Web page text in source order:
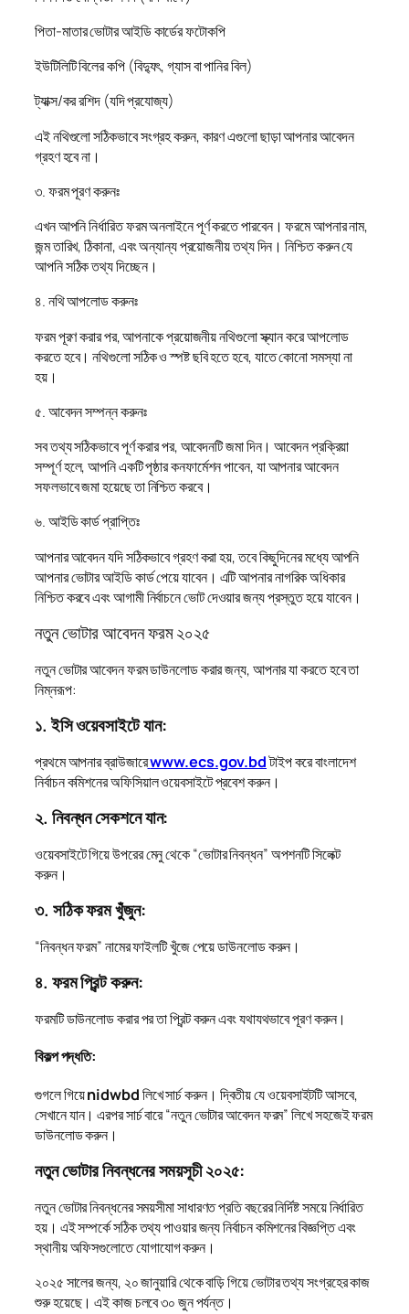
পিতা-মাতার ভোটার আইডি কার্ডের ফটোকপি
ইউটিলিটি বিলের কপি (বিদ্যুৎ, গ্যাস বা পানির বিল)
ট্যাক্স/কর রশিদ (যদি প্রযোজ্য)
এই নথিগুলো সঠিকভাবে সংগ্রহ করুন, কারণ এগুলো ছাড়া আপনার আবেদন
গ্রহণ হবে না।
৩. ফরম পূরণ করুনঃ
এখন আপনি নির্ধারিত ফরম অনলাইনে পূর্ণ করতে পারবেন। ফরমে আপনার নাম,
জন্ম তারিখ, ঠিকানা, এবং অন্যান্য প্রয়োজনীয় তথ্য দিন। নিশ্চিত করুন যে
আপনি সঠিক তথ্য দিচ্ছেন।
৪. নথি আপলোড করুনঃ
ফরম পূরণ করার পর, আপনাকে প্রয়োজনীয় নথিগুলো স্ক্যান করে আপলোড
করতে হবে। নথিগুলো সঠিক ও স্পষ্ট ছবি হতে হবে, যাতে কোনো সমস্যা না
হয়।
৫. আবেদন সম্পন্ন করুনঃ
সব তথ্য সঠিকভাবে পূর্ণ করার পর, আবেদনটি জমা দিন। আবেদন প্রক্রিয়া
সম্পূর্ণ হলে, আপনি একটি পৃষ্ঠার কনফার্মেশন পাবেন, যা আপনার আবেদন
সফলভাবে জমা হয়েছে তা নিশ্চিত করবে।
৬. আইডি কার্ড প্রাপ্তিঃ
আপনার আবেদন যদি সঠিকভাবে গ্রহণ করা হয়, তবে কিছুদিনের মধ্যে আপনি
আপনার ভোটার আইডি কার্ড পেয়ে যাবেন। এটি আপনার নাগরিক অধিকার
নিশ্চিত করবে এবং আগামী নির্বাচনে ভোট দেওয়ার জন্য প্রস্তুত হয়ে যাবেন।
নতুন ভোটার আবেদন ফরম ২০২৫
নতুন ভোটার আবেদন ফরম ডাউনলোড করার জন্য, আপনার যা করতে হবে তা
নিম্নরূপ:
১. ইসি ওয়েবসাইটে যান:
প্রথমে আপনার ব্রাউজারেwww.ecs.gov.bdটাইপ করে বাংলাদেশ
নির্বাচন কমিশনের অফিসিয়াল ওয়েবসাইটে প্রবেশ করুন।
২. নিবন্ধন সেকশনে যান:
ওয়েবসাইটে গিয়ে উপরের মেনু থেকে “ভোটার নিবন্ধন” অপশনটি সিলেক্ট
করুন।
৩. সঠিক ফরম খুঁজুন:
“নিবন্ধন ফরম” নামের ফাইলটি খুঁজে পেয়ে ডাউনলোড করুন।
৪. ফরম প্রিন্ট করুন:
ফরমটি ডাউনলোড করার পর তা প্রিন্ট করুন এবং যথাযথভাবে পূরণ করুন।
বিকল্প পদ্ধতি:
গুগলে গিয়েnidwbdলিখে সার্চ করুন। দ্বিতীয় যে ওয়েবসাইটটি আসবে,
সেখানে যান। এরপর সার্চ বারে “নতুন ভোটার আবেদন ফরম” লিখে সহজেই ফরম
ডাউনলোড করুন।
নতুন ভোটার নিবন্ধনের সময়সূচী ২০২৫:
নতুন ভোটার নিবন্ধনের সময়সীমা সাধারণত প্রতি বছরের নির্দিষ্ট সময়ে নির্ধারিত
হয়। এই সম্পর্কে সঠিক তথ্য পাওয়ার জন্য নির্বাচন কমিশনের বিজ্ঞপ্তি এবং
স্থানীয় অফিসগুলোতে যোগাযোগ করুন।
২০২৫ সালের জন্য, ২০ জানুয়ারি থেকে বাড়ি গিয়ে ভোটার তথ্য সংগ্রহের কাজ
শুরু হয়েছে। এই কাজ চলবে ৩০ জুন পর্যন্ত।